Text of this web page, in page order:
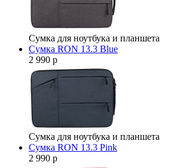
Сумка для ноутбука и планшета
Сумка RON 13.3 Blue
2 990 р
Сумка для ноутбука и планшета
Сумка RON 13.3 Pink
2 990 р